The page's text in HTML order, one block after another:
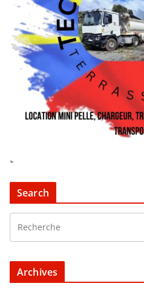
Search
Archives